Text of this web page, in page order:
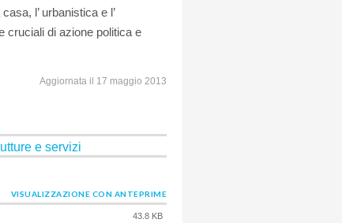
l’ urbanistica e l’
cruciali di azione politica e
Aggiornata il 17 maggio 2013
e servizi
VISUALIZZAZIONE CON ANTEPRIME
43.8 KB